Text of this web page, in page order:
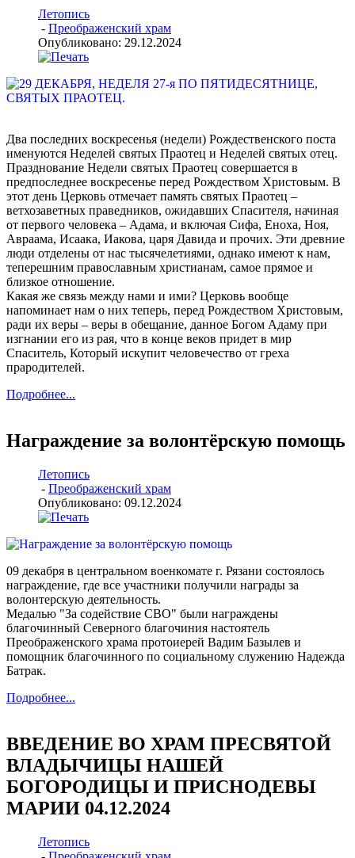
Летопись
- Преображенский храм
Опубликовано: 29.12.2024
Два последних воскресенья (недели) Рождественского поста
именуются Неделей святых Праотец и Неделей святых отец.
Празднование Недели святых Праотец совершается в
предпоследнее воскресенье перед Рождеством Христовым. В
этот день Церковь отмечает память святых Праотец –
ветхозаветных праведников, ожидавших Спасителя, начиная
от первого человека – Адама, и включая Сифа, Еноха, Ноя,
Авраама, Исаака, Иакова, царя Давида и прочих. Эти древние
люди отделены от нас тысячелетиями, однако имеют к нам,
теперешним православным христианам, самое прямое и
близкое отношение.
Какая же связь между нами и ими? Церковь вообще
напоминает нам о них теперь, перед Рождеством Христовым,
ради их веры – веры в обещание, данное Богом Адаму при
изгнании его из рая, что в конце веков придет в мир
Спаситель, Который искупит человечество от греха
прародителей.
Подробнее...
Награждение за волонтёрскую помощь
Летопись
- Преображенский храм
Опубликовано: 09.12.2024
09 декабря в центральном военкомате г. Рязани состоялось
награждение, где все участники получили награды за
волонтерскую деятельность.
Медалью "За содействие СВО" были награждены
благочинный Северного благочиния настоятель
Преображенского храма протоиерей Вадим Базылев и
помощник благочинного по социальному служению Надежда
Батрак.
Подробнее...
ВВЕДЕНИЕ ВО ХРАМ ПРЕСВЯТОЙ
ВЛАДЫЧИЦЫ НАШЕЙ
БОГОРОДИЦЫ И ПРИСНОДЕВЫ
МАРИИ 04.12.2024
Летопись